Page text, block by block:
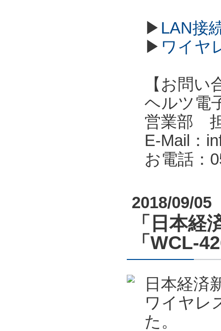
▶ LAN接
▶ ワイヤ
【お問い
ヘルツ電
営業部
E-Mail：
お電話：
2018/09/05
「日本経
「WCL-
日本経済
ワイヤレ
た。